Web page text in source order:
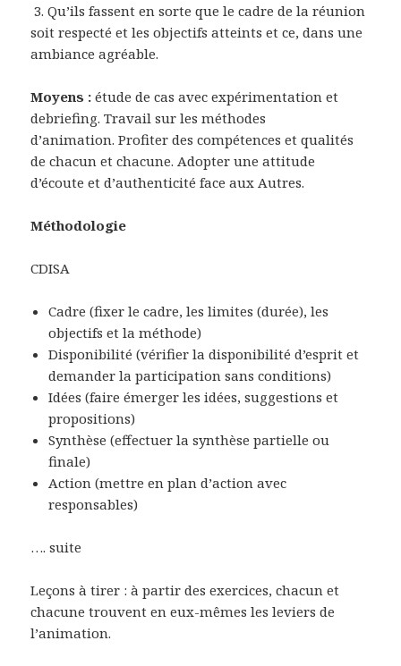
3. Qu’ils fassent en sorte que le cadre de la réunion
soit respecté et les objectifs atteints et ce, dans une
ambiance agréable.
Moyens : étude de cas avec expérimentation et
debriefing. Travail sur les méthodes
d’animation. Profiter des compétences et qualités
de chacun et chacune. Adopter une attitude
d’écoute et d’authenticité face aux Autres.
Méthodologie
CDISA
Cadre (fixer le cadre, les limites (durée), les
objectifs et la méthode)
Disponibilité (vérifier la disponibilité d’esprit et
demander la participation sans conditions)
Idées (faire émerger les idées, suggestions et
propositions)
Synthèse (effectuer la synthèse partielle ou
finale)
Action (mettre en plan d’action avec
responsables)
…. suite
Leçons à tirer : à partir des exercices, chacun et
chacune trouvent en eux-mêmes les leviers de
l’animation.